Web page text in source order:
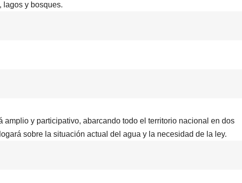
lagos y bosques.
amplio y participativo, abarcando todo el territorio nacional en dos
sobre la situación actual del agua y la necesidad de la ley.